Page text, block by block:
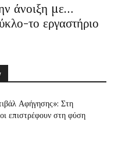
άνοιξη με…
το εργαστήριο
Αφήγησης»: Στη
επιστρέφουν στη φύση